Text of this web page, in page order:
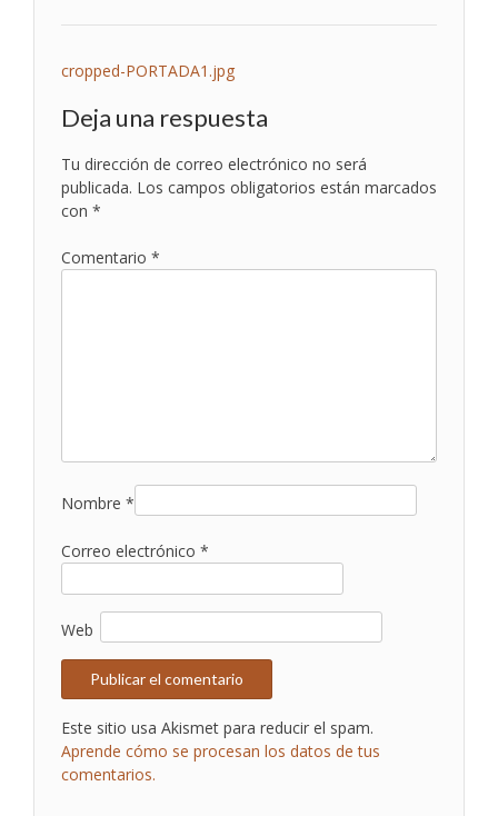
Navegación
de
entradas
cropped-PORTADA1.jpg
Deja una respuesta
Tu dirección de correo electrónico no será
publicada. Los campos obligatorios están marcados
con *
Comentario *
Nombre *
Correo electrónico *
Web
Este sitio usa Akismet para reducir el spam.
Aprende cómo se procesan los datos de tus
comentarios.